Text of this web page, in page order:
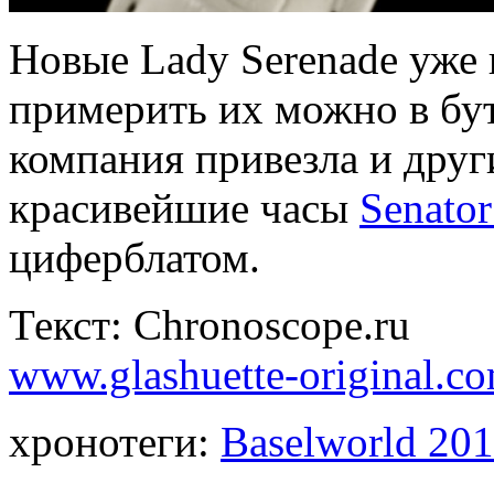
Новые Lady Serenade
примерить их можно в
компания привезла и
красивейшие часы
циферблатом.
Текст: Chronoscope.ru
www.glashuette-
хронотеги: Baselworld